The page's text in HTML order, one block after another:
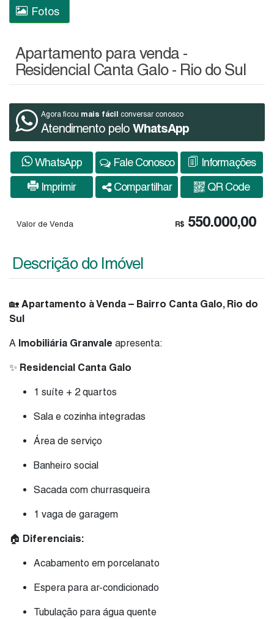
Fotos
Apartamento para venda -
Residencial Canta Galo - Rio do Sul
Agora ficou mais fácil conversar conosco
Atendimento pelo WhatsApp
WhatsApp Fale Conosco
Informações
Imprimir
Compartilhar QR Code
R$ 550.000,00
Valor de Venda
Descrição do Imóvel
🏡 Apartamento à Venda – Bairro Canta Galo, Rio do
Sul
A Imobiliária Granvale apresenta:
✨ Residencial Canta Galo
1 suíte + 2 quartos
Sala e cozinha integradas
Área de serviço
Banheiro social
Sacada com churrasqueira
1 vaga de garagem
🏠 Diferenciais:
Acabamento em porcelanato
Espera para ar-condicionado
Tubulação para água quente